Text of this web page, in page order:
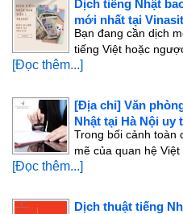
Dịch tiếng Nhật
mới nhất tại
Bạn đang cần dịch
tiếng Việt hoặc
[Đọc thêm...]
[Địa chỉ] Văn
Nhật tại Hà Nội uy
Trong bối cảnh toàn
mẽ của quan hệ
[Đọc thêm...]
Dịch thuật tiếng